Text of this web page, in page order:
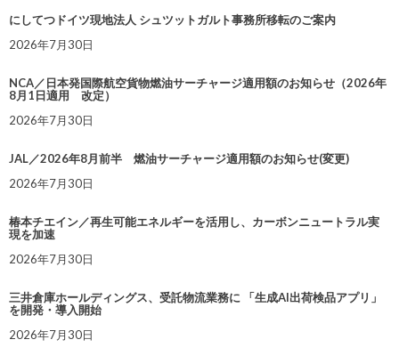
にしてつドイツ現地法人 シュツットガルト事務所移転のご案内
2026年7月30日
NCA／日本発国際航空貨物燃油サーチャージ適用額のお知らせ（2026年
8月1日適用 改定）
2026年7月30日
JAL／2026年8月前半 燃油サーチャージ適用額のお知らせ(変更)
2026年7月30日
椿本チエイン／再生可能エネルギーを活用し、カーボンニュートラル実
現を加速
2026年7月30日
三井倉庫ホールディングス、受託物流業務に 「生成AI出荷検品アプリ」
を開発・導入開始
2026年7月30日